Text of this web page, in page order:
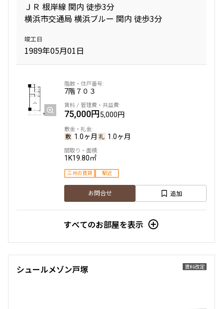
ＪＲ 根岸線 関内 徒歩3分
横浜市交通局 横浜ブルー 関内 徒歩3分
竣工日
1989年05月01日
7階７０３
75,000円5,000円
1.0ヶ月 1.0ヶ月
1K19.80㎡
三井の賃貸 駅近
お問合せ 追加
すべてのお部屋を表示
賃料改定
シュールメゾン戸塚